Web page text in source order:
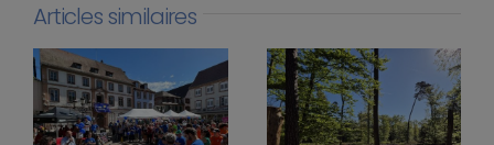
Articles similaires